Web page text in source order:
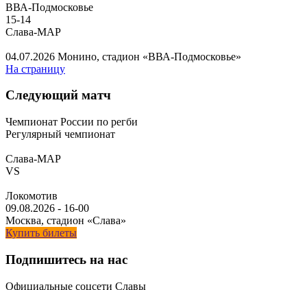
ВВА-Подмосковье
15-14
Слава-МАР
04.07.2026 Монино, стадион «ВВА-Подмосковье»
На страницу
Следующий матч
Чемпионат России по регби
Регулярный чемпионат
Слава-МАР
VS
Локомотив
09.08.2026 - 16-00
Москва, стадион «Слава»
Купить билеты
Подпишитесь на нас
Официальные соцсети Славы